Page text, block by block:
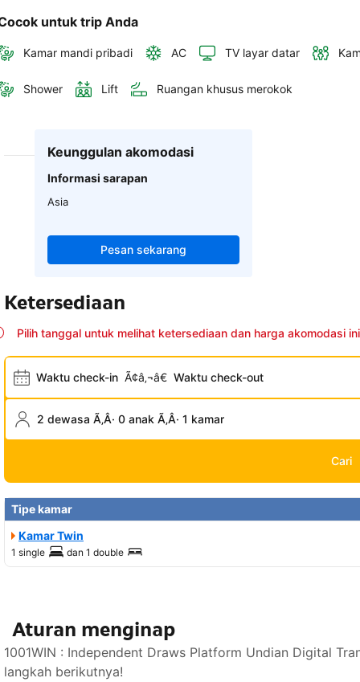
untuk trip Anda
Kamar mandi pribadi AC TV layar datar
Shower Lift Ruangan khusus merokok
Keunggulan akomodasi
Informasi sarapan
Asia
Pesan sekarang
Ketersediaan
Pilih tanggal untuk melihat ketersediaan dan harga akomodasi ini
Waktu check-in Ã¢â‚¬â€ Waktu check-out
2 dewasa Ã‚Â· 0 anak Ã‚Â· 1 kamar
Cari
Tipe kamar
Kamar Twin
1 single dan 1 double
Aturan menginap
1001WIN : Independent Draws Platform Undian Digital
langkah berikutnya!